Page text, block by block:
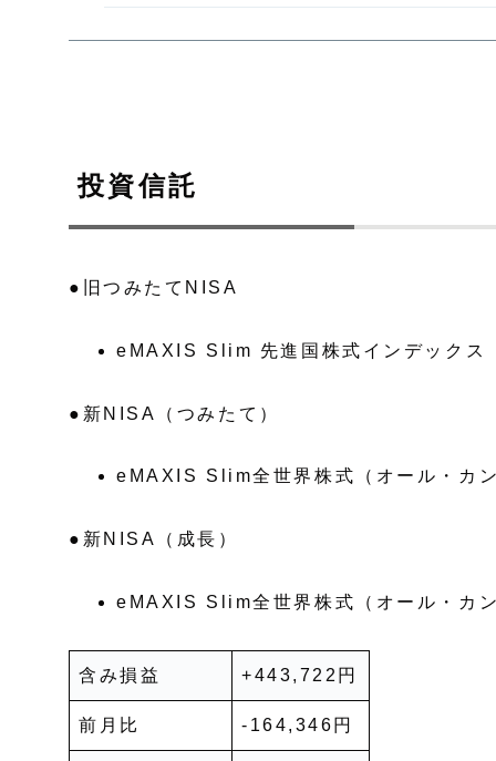
投資信託
●旧つみたてNISA
eMAXIS Slim 先進国株式インデックス
●新NISA（つみたて）
eMAXIS Slim全世界株式（オール・カン
●新NISA（成長）
eMAXIS Slim全世界株式（オール・カン
含み損益 +443,722円
前月比 -164,346円